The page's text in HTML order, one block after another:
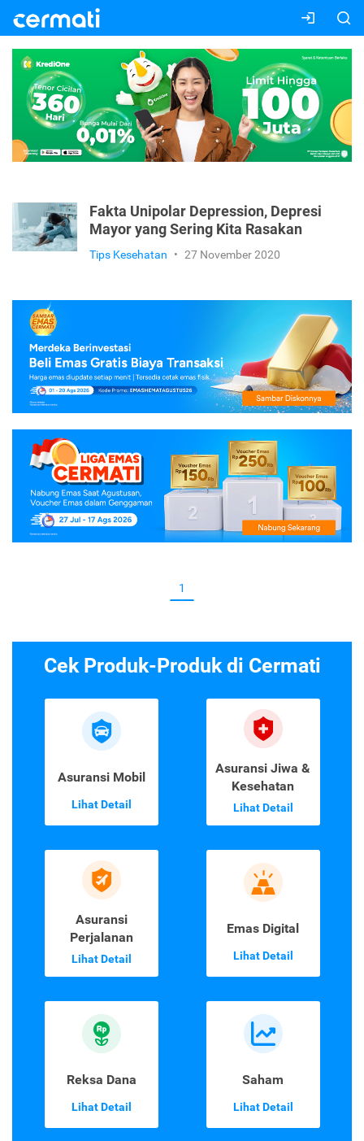
Fakta Unipolar Depression, Depresi
Mayor yang Sering Kita Rasakan
Tips Kesehatan • 27 November 2020
1
Cek Produk-Produk di Cermati
Asuransi Mobil
Lihat Detail
Asuransi Jiwa &
Kesehatan
Lihat Detail
Asuransi
Perjalanan
Lihat Detail
Emas Digital
Lihat Detail
Reksa Dana
Lihat Detail
Saham
Lihat Detail